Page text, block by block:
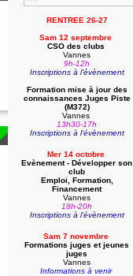
RENTREE 26-27
Sam 12 septembre
CSO des clubs
Vannes
9h-12h
Inscriptions à l'évènement
Formation mise à jour des
connaissances Juges Piste
(M372)
Vannes
13h30-17h
Inscriptions à l'évènement
Mer 14 octobre
Evènement - Développer son
club
Emploi, Formation,
Financement
Vannes
18h-20h
Inscriptions à l'évènement
Sam 7 novembre
Formations juges et jeunes
juges
Vannes
Informations à venir